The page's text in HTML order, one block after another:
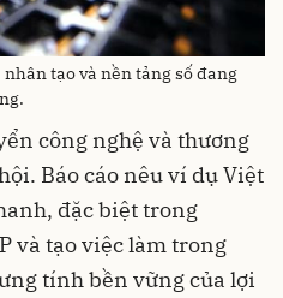
tạo và nền tảng số đang
công nghệ và thương
Báo cáo nêu ví dụ Việt
đặc biệt trong
và tạo việc làm trong
tính bền vững của lợi